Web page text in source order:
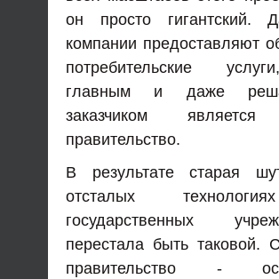
он просто гигантский.
компании предоставляют
потребительские
главным и даже
заказчиком
правительство.
В результате старая
отсталых
государственных
перестала быть таковой.
правительство -